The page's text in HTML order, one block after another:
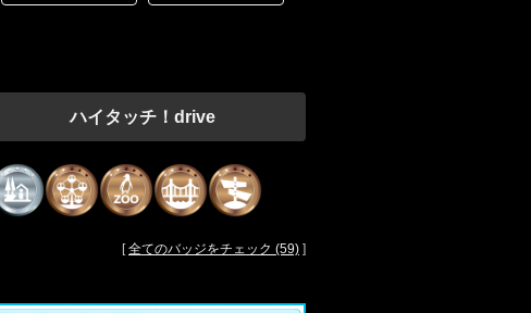
ハイタッチ！drive
[全てのバッジをチェック (59) ]